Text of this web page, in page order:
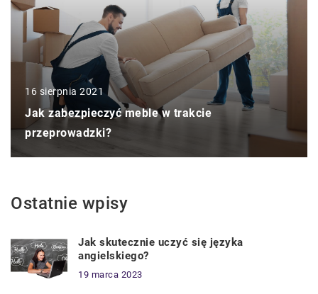
16 sierpnia 2021
Jak zabezpieczyć meble w trakcie
przeprowadzki?
Ostatnie wpisy
Jak skutecznie uczyć się języka
angielskiego?
19 marca 2023